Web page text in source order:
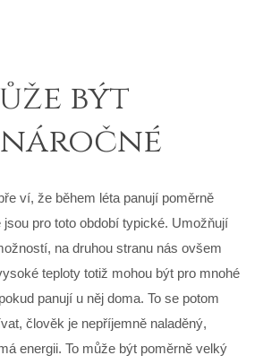
být
ví, že během léta panují poměrně
pro toto období typické. Umožňují
na druhou stranu nás ovšem
teploty totiž mohou být pro mnohé
panují u něj doma. To se potom
člověk je nepříjemně naladěný,
energii. To může být poměrně velký